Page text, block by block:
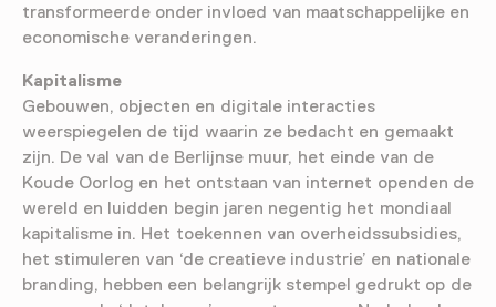
transformeerde onder invloed van maatschappelijke en
economische veranderingen.
Kapitalisme
Gebouwen, objecten en digitale interacties
weerspiegelen de tijd waarin ze bedacht en gemaakt
zijn. De val van de Berlijnse muur, het einde van de
Koude Oorlog en het ontstaan van internet openden de
wereld en luidden begin jaren negentig het mondiaal
kapitalisme in. Het toekennen van overheidssubsidies,
het stimuleren van ‘de creatieve industrie’ en nationale
branding, hebben een belangrijk stempel gedrukt op de